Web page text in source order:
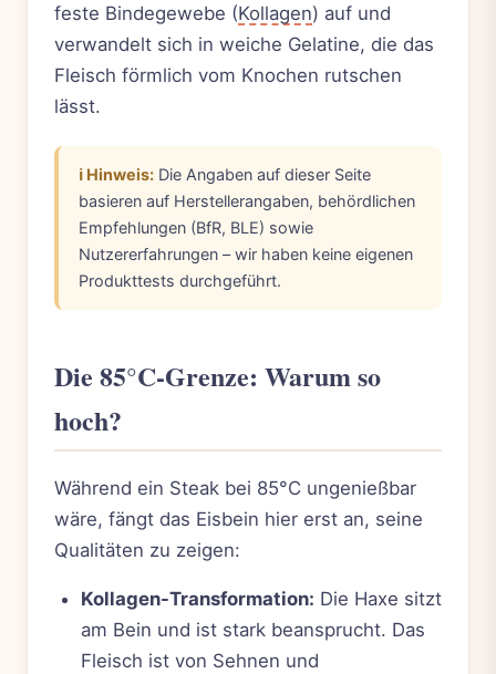
feste Bindegewebe (Kollagen) auf und
verwandelt sich in weiche Gelatine, die das
Fleisch förmlich vom Knochen rutschen
lässt.
ℹ️ Hinweis:Die Angaben auf dieser Seite
basieren auf Herstellerangaben, behördlichen
Empfehlungen (BfR, BLE) sowie
Nutzererfahrungen – wir haben keine eigenen
Produkttests durchgeführt.
Die 85°C-Grenze: Warum so
hoch?
Während ein Steak bei 85°C ungenießbar
wäre, fängt das Eisbein hier erst an, seine
Qualitäten zu zeigen:
Kollagen-Transformation: Die Haxe sitzt
am Bein und ist stark beansprucht. Das
Fleisch ist von Sehnen und